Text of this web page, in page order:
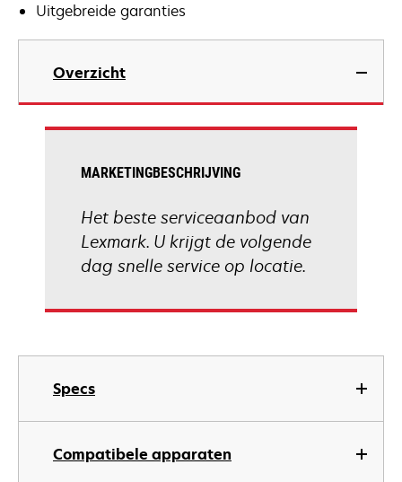
Uitgebreide garanties
Overzicht
Specs
Compatibele apparaten
MARKETINGBESCHRIJVING
Het beste serviceaanbod van
Lexmark. U krijgt de volgende
dag snelle service op locatie.